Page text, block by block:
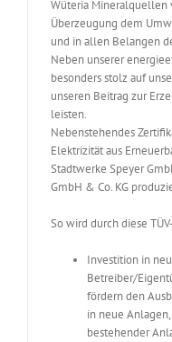
Wüteria Mineralquellen
Überzeugung dem
und in allen Belangen
Neben unserer
besonders stolz auf
unseren Beitrag zur
leisten.
Nebenstehendes
Elektrizität aus
Stadtwerke Speyer
GmbH & Co. KG
So wird durch diese
Investition in
Betreiber/
fördern den
in neue
bestehender